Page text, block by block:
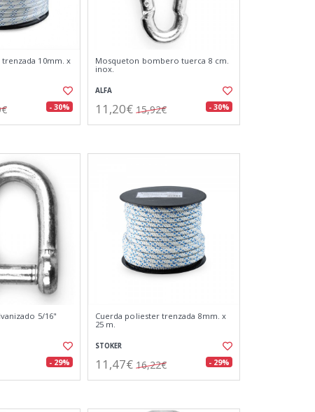
10mm. x
- 30%
Mosqueton bombero tuerca 8 cm.
inox.
ALFA
11,20€ 15,92€ - 30%
5/16"
- 29%
Cuerda poliester trenzada 8mm. x
25 m.
STOKER
11,47€ 16,22€ - 29%